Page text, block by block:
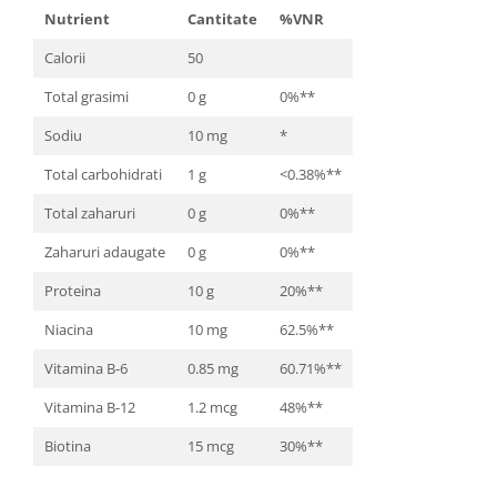
Electroliti
Produse Apicole
Cacao
Nutrient
Cantitate
%VNR
Calorii
50
Total grasimi
0 g
0%**
Sodiu
10 mg
*
Total carbohidrati
1 g
<0.38%**
Total zaharuri
0 g
0%**
Zaharuri adaugate
0 g
0%**
Proteina
10 g
20%**
Niacina
10 mg
62.5%**
Vitamina B-6
0.85 mg
60.71%**
Vitamina B-12
1.2 mcg
48%**
Biotina
15 mcg 30%**